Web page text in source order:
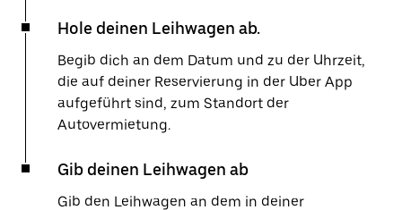
Hole deinen Leihwagen ab.
Begib dich an dem Datum und zu der Uhrzeit,
die auf deiner Reservierung in der Uber App
aufgeführt sind, zum Standort der
Autovermietung.
Gib deinen Leihwagen ab
Gib den Leihwagen an dem in deiner